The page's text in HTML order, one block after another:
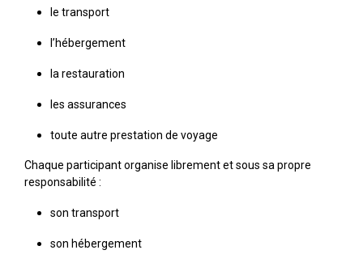
le transport
l’hébergement
la restauration
les assurances
toute autre prestation de voyage
Chaque participant organise librement et sous sa propre
responsabilité :
son transport
son hébergement